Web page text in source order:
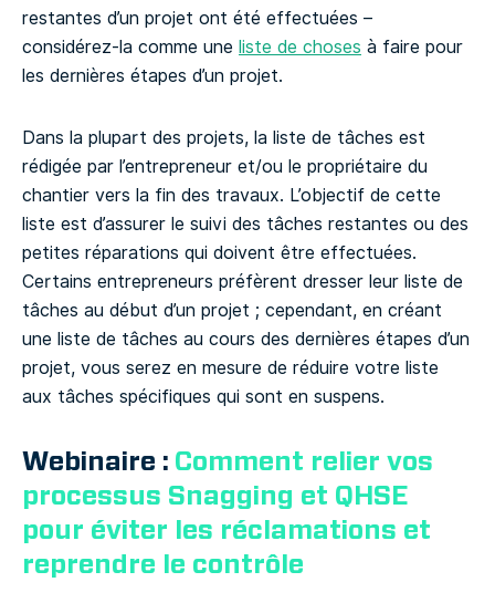
restantes d’un projet ont été effectuées –
considérez-la comme une liste de choses à faire pour
les dernières étapes d’un projet.
Dans la plupart des projets, la liste de tâches est
rédigée par l’entrepreneur et/ou le propriétaire du
chantier vers la fin des travaux. L’objectif de cette
liste est d’assurer le suivi des tâches restantes ou des
petites réparations qui doivent être effectuées.
Certains entrepreneurs préfèrent dresser leur liste de
tâches au début d’un projet ; cependant, en créant
une liste de tâches au cours des dernières étapes d’un
projet, vous serez en mesure de réduire votre liste
aux tâches spécifiques qui sont en suspens.
Webinaire : Comment relier vos
processus Snagging et QHSE
pour éviter les réclamations et
reprendre le contrôle